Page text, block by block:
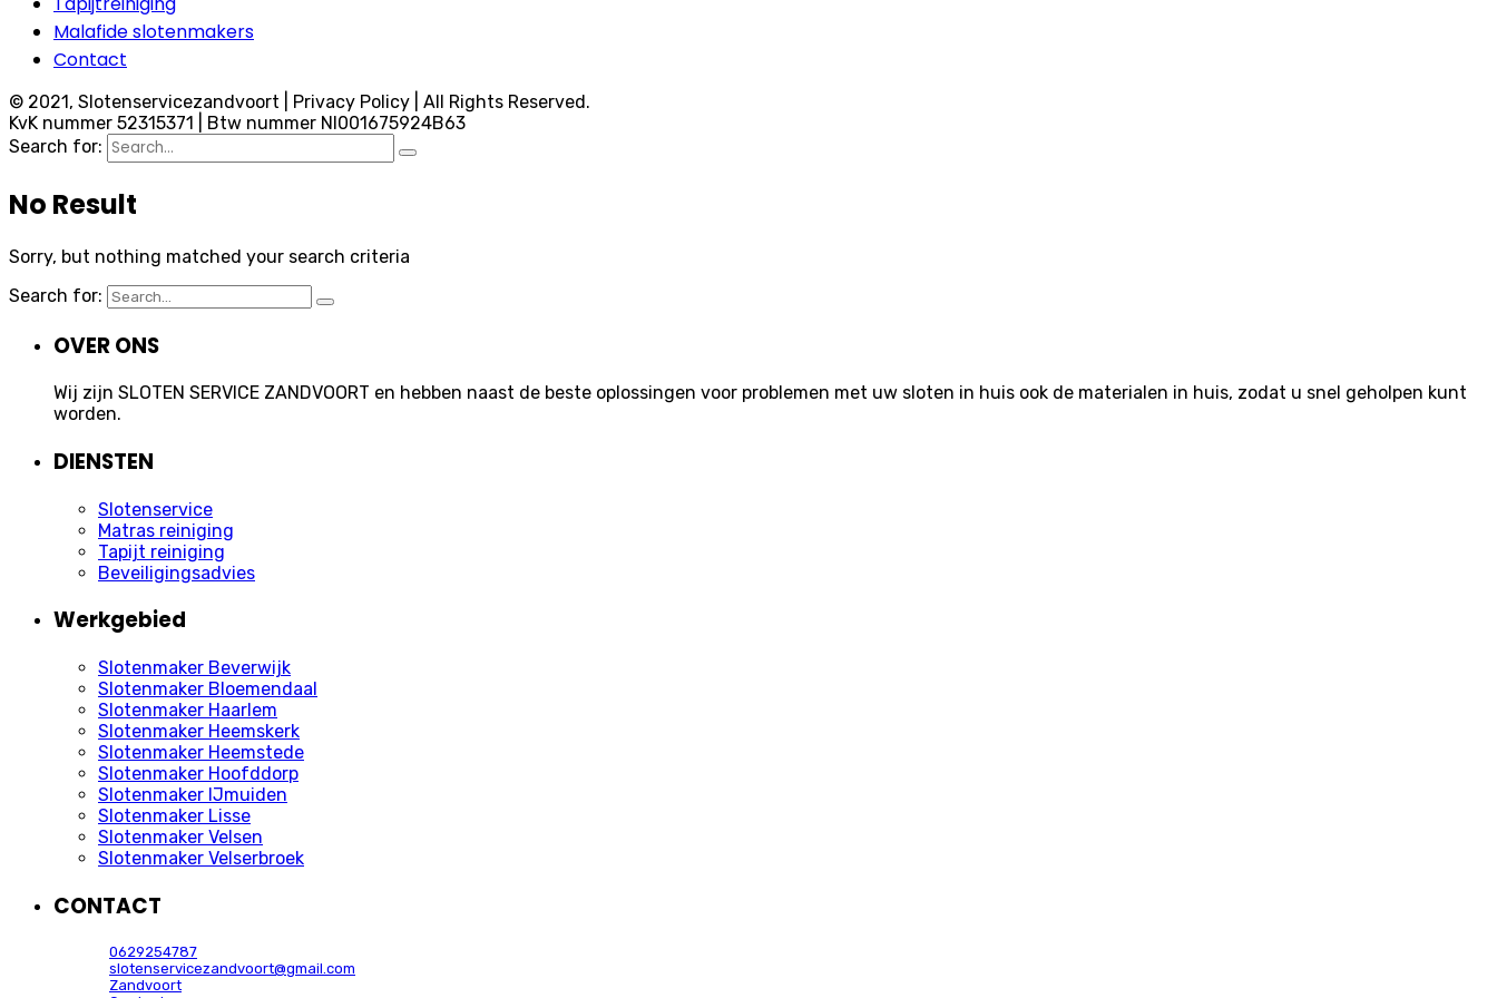
Malafide slotenmakers
Contact
© 2021, Slotenservicezandvoort | Privacy Policy | All Rights Reserved.
KvK nummer 52315371 | Btw nummer Nl001675924B63
Search for:
No Result
Sorry, but nothing matched your search criteria
Search for:
OVER ONS
Wij zijn SLOTEN SERVICE ZANDVOORT en hebben naast de beste oplossingen voor problemen met uw sloten in huis ook de materialen in huis, zodat u snel geholpen kunt
worden.
DIENSTEN
Slotenservice
Matras reiniging
Tapijt reiniging
Beveiligingsadvies
Werkgebied
Slotenmaker Beverwijk
Slotenmaker Bloemendaal
Slotenmaker Haarlem
Slotenmaker Heemskerk
Slotenmaker Heemstede
Slotenmaker Hoofddorp
Slotenmaker IJmuiden
Slotenmaker Lisse
Slotenmaker Velsen
Slotenmaker Velserbroek
CONTACT
0629254787
slotenservicezandvoort@gmail.com
Zandvoort